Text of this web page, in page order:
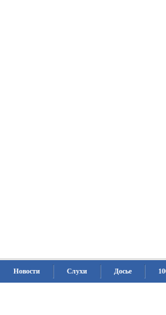
Новости Слухи Досье